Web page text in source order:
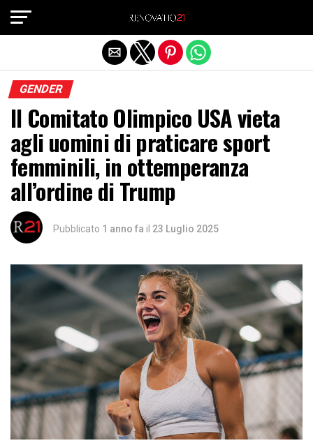
GENDER
Il Comitato Olimpico USA vieta
agli uomini di praticare sport
femminili, in ottemperanza
all’ordine di Trump
Pubblicato 1 anno fa il 23 Luglio 2025
Exit mobile version